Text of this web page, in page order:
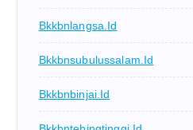
Bkkbnlangsa.id
Bkkbnsubulussalam.id
Bkkbnbinjai.id